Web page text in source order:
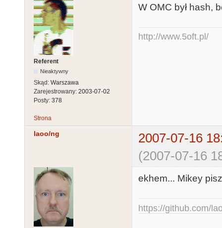
Referent
Nieaktywny
Skąd: Warszawa
Zarejestrowany: 2003-07-02
Posty: 378
W OMC był hash,
http://www.5oft.pl/
Strona
laoo/ng
2007-07-16
(2007-07-16
ekhem... Mikey
https://github.com/